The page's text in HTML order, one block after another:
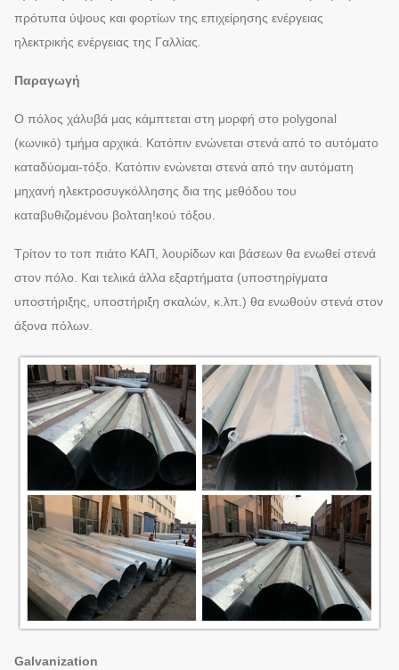
πρότυπα ύψους και φορτίων της επιχείρησης ενέργειας
ηλεκτρικής ενέργειας της Γαλλίας.
Παραγωγή
Ο πόλος χάλυβά μας κάμπτεται στη μορφή στο polygonal
(κωνικό) τμήμα αρχικά. Κατόπιν ενώνεται στενά από το αυτόματο
καταδύομαι-τόξο. Κατόπιν ενώνεται στενά από την αυτόματη
μηχανή ηλεκτροσυγκόλλησης δια της μεθόδου του
καταβυθιζομένου βολταη!κού τόξου.
Τρίτον το τοπ πιάτο ΚΑΠ, λουρίδων και βάσεων θα ενωθεί στενά
στον πόλο. Και τελικά άλλα εξαρτήματα (υποστηρίγματα
υποστήριξης, υποστήριξη σκαλών, κ.λπ.) θα ενωθούν στενά στον
άξονα πόλων.
Galvanization